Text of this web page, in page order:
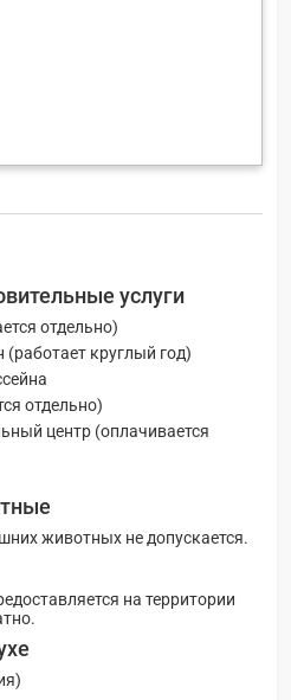
услуги
отдельно)
круглый год)
отдельно)
центр (оплачивается
животных не допускается.
на территории